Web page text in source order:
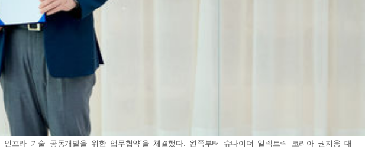
프라 기술 공동개발을 위한 업무협약’을 체결했다. 왼쪽부터 슈나이더 일렉트릭 코리아 권지웅 대